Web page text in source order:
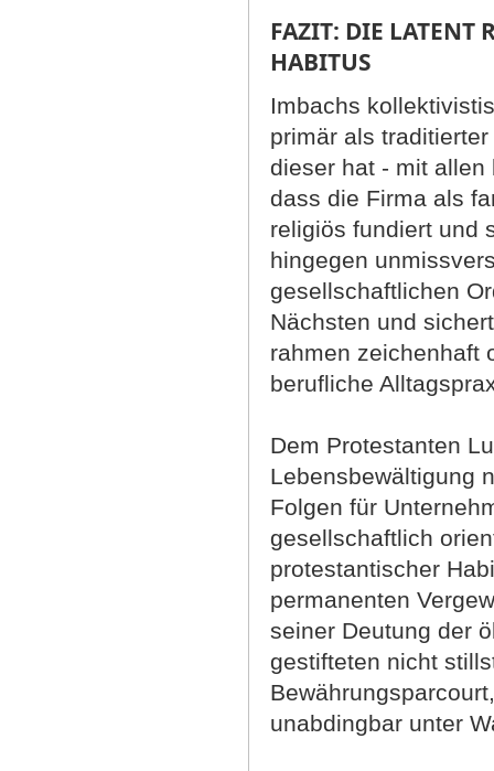
FAZIT: DIE LATENT
HABITUS
Imbachs
primär als
dieser hat - mit
dass die Firma als
religiös fundiert und
hingegen
gesellschaftlichen
Nächsten und
rahmen zeichenhaft
berufliche
Dem Protestanten
Lebensbewältigung
Folgen für
gesellschaftlich
protestantischer
permanenten
seiner Deutung der
gestifteten nicht
unabdingbar unter